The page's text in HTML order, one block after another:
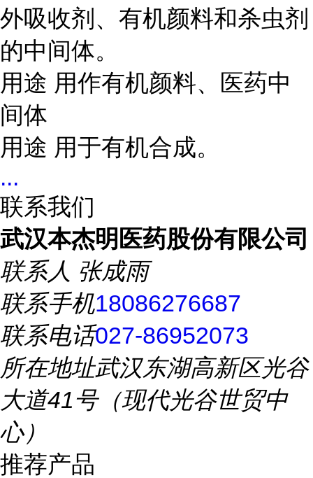
外吸收剂、有机颜料和杀虫剂
的中间体。
用途 用作有机颜料、医药中
间体
用途 用于有机合成。
...
联系我们
武汉本杰明医药股份有限公司
联系人 张成雨
联系手机18086276687
联系电话027-86952073
所在地址武汉东湖高新区光谷
大道41号（现代光谷世贸中
心）
推荐产品